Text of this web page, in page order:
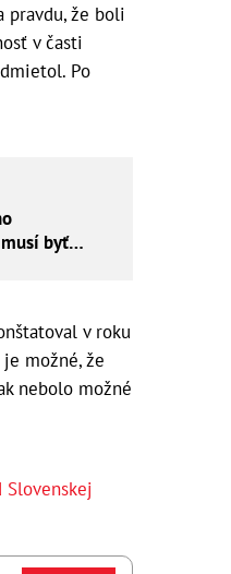
pravdu, že boli
v časti
Po
byť
v roku
možné, že
nebolo možné
Slovenskej